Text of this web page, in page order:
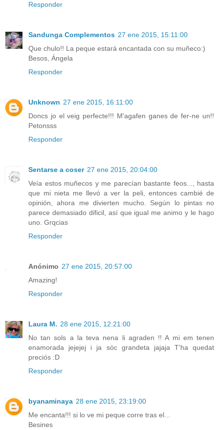
Responder
Sandunga Complementos 27 ene 2015, 15:11:00
Que chulo!! La peque estará encantada con su muñeco:)
Besos, Ángela
Responder
Unknown 27 ene 2015, 16:11:00
Doncs jo el veig perfecte!!! M'agafen ganes de fer-ne un!!
Petonsss
Responder
Sentarse a coser 27 ene 2015, 20:04:00
Veía estos muñecos y me parecían bastante feos..., hasta
que mi nieta me llevó a ver la peli, entonces cambié de
opinión, ahora me divierten mucho. Según lo pintas no
parece demasiado dificil, así que igual me animo y le hago
uno. Grqcias
Responder
Anónimo 27 ene 2015, 20:57:00
Amazing!
Responder
Laura M. 28 ene 2015, 12:21:00
No tan sols a la teva nena li agraden !! A mi em tenen
enamorada jejejej i ja sòc grandeta jajaja T'ha quedat
preciós :D
Responder
byanaminaya 28 ene 2015, 23:19:00
Me encanta!!! si lo ve mi peque corre tras el...
Besines